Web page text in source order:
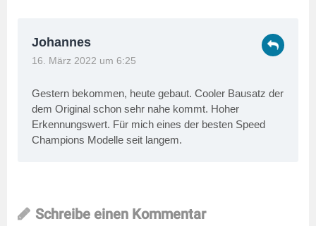
Johannes
16. März 2022 um 6:25
Gestern bekommen, heute gebaut. Cooler Bausatz der
dem Original schon sehr nahe kommt. Hoher
Erkennungswert. Für mich eines der besten Speed
Champions Modelle seit langem.
Schreibe einen Kommentar